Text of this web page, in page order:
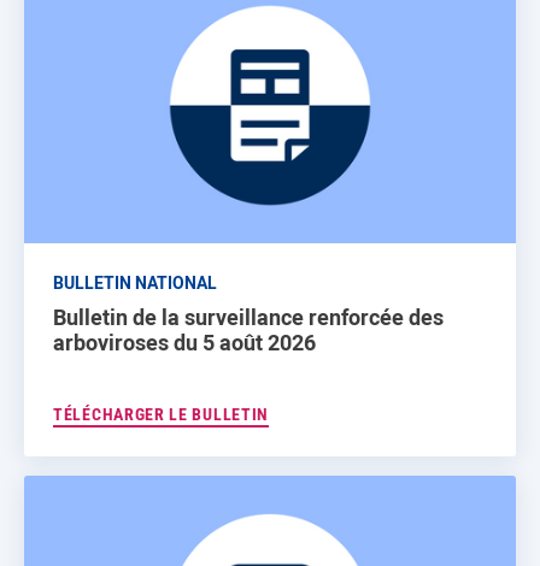
BULLETIN NATIONAL
Bulletin de la surveillance renforcée des
arboviroses du 5 août 2026
TÉLÉCHARGER LE BULLETIN